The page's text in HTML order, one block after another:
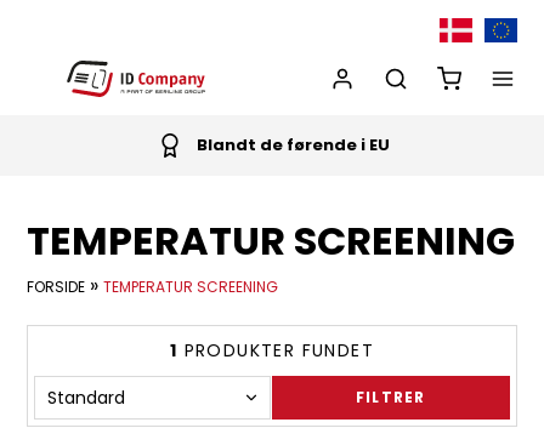
Blandt de førende i EU
TEMPERATUR SCREENING
FORSIDE »TEMPERATUR SCREENING
1 PRODUKTER FUNDET
FILTRER